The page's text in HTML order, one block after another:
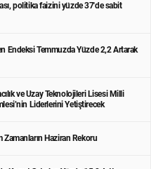
politika faizini yüzde 37'de sabit
Endeksi Temmuzda Yüzde 2,2 Artarak
ve Uzay Teknolojileri Lisesi Milli
Liderlerini Yetiştirecek
Zamanların Haziran Rekoru